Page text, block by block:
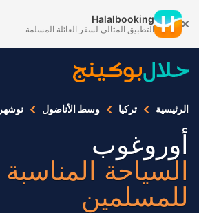
Halalbooking
التطبيق المثالي لسفر العائلة المسلمة
الرئيسية تركيا وسط الأناضول نوشهر
أوروغوب
السياحة المناسبة
للمسلمين